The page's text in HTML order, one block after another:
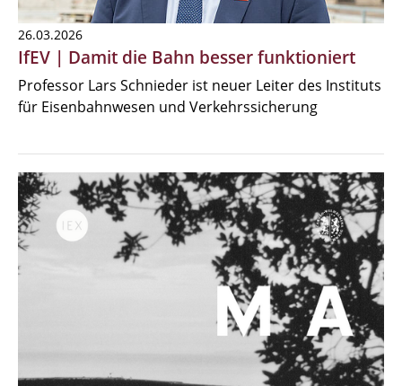
26.03.2026
IfEV | Damit die Bahn besser funktioniert
Professor Lars Schnieder ist neuer Leiter des Instituts
für Eisenbahnwesen und Verkehrssicherung